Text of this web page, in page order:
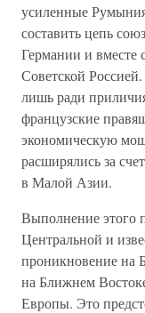
усиленные
составить цепь
Германии и вместе
Советской
лишь ради
французские
экономическую
расширялись за
в Малой Азии.
Выполнение этого
Центральной и
проникновение на
на Ближнем
Европы. Это